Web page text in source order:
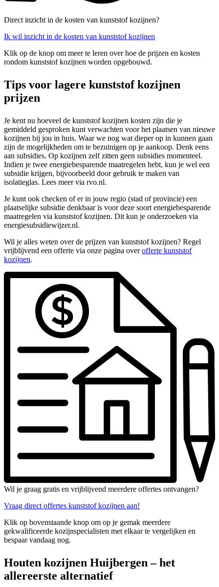
Direct inzicht in de kosten van kunststof kozijnen?
Ik wil inzicht in de kosten van kunststof kozijnen
Klik op de knop om meer te leren over hoe de prijzen en kosten
rondom kunststof kozijnen worden opgebouwd.
Tips voor lagere kunststof kozijnen
prijzen
Je kent nu hoeveel de kunststof kozijnen kosten zijn die je
gemiddeld gesproken kunt verwachten voor het plaatsen van nieuwe
kozijnen bij jou in huis. Waar we nog wat dieper op in kunnen gaan
zijn de mogelijkheden om te bezuinigen op je aankoop. Denk eens
aan subsidies. Op kozijnen zelf zitten geen subsidies momenteel.
Indien je twee energiebesparende maatregelen hebt, kun je wel een
subsidie krijgen, bijvoorbeeld door gebruik te maken van
isolatieglas. Lees meer via rvo.nl.
Je kunt ook checken of er in jouw regio (stad of provincie) een
plaatselijke subsidie denkbaar is voor deze soort energiebesparende
maatregelen via kunststof kozijnen. Dit kun je onderzoeken via
energiesubsidiewijzer.nl.
Wil je alles weten over de prijzen van kunststof kozijnen? Regel
vrijblijvend een offerte via onze pagina overofferte kunststof
kozijnen.
Wil je graag gratis en vrijblijvend meerdere offertes ontvangen?
Vraag direct offertes kunststof kozijnen aan!
Klik op bovenstaande knop om op je gemak meerdere
gekwalificeerde kozijnspecialisten met elkaar te vergelijken en
bespaar vandaag nog.
Houten kozijnen Huijbergen – het
allereerste alternatief